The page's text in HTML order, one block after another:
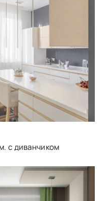
с диванчиком